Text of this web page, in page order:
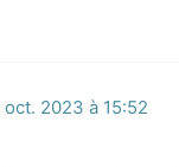
oct. 2023 à 15:52